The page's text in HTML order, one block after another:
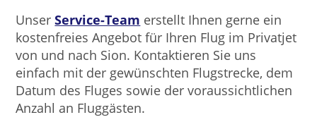
UnserService-Team erstellt Ihnen gerne ein
kostenfreies Angebot für Ihren Flug im Privatjet
von und nach Sion. Kontaktieren Sie uns
einfach mit der gewünschten Flugstrecke, dem
Datum des Fluges sowie der voraussichtlichen
Anzahl an Fluggästen.